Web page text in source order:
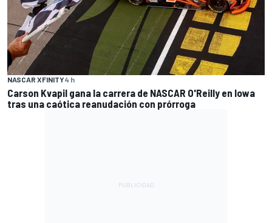
NASCAR XFINITY4 h
Carson Kvapil gana la carrera de NASCAR O'Reilly en Iowa
tras una caótica reanudación con prórroga